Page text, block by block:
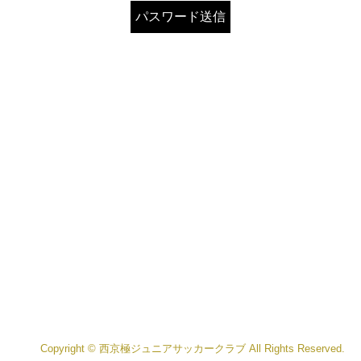
Copyright © 西京極ジュニアサッカークラブ All Rights Reserved.